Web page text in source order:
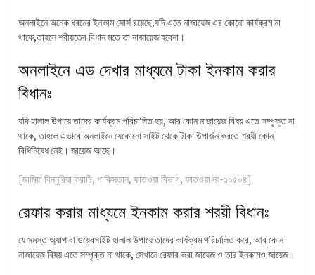
অনলাইনে অনেক ধরনের ইনকাম সোর্স রয়েছে,যদি এতে নাজায়েজ এর কোনো কার্যক্রম না
থাকে,তাহলে শরীয়তের বিধান মতে তা নাজায়েজ হবেনা।
অনলাইনে এড দেখার মাধ্যমে টাকা ইনকাম করার
বিধানঃ
যদি হালাল উপায়ে তাদের কার্যক্রম পরিচালিত হয়, আর কোন নাজায়েজ বিষয় এতে সম্পৃক্ত না
থাকে, তাহলে এভাবে অনলাইনে যেকোনো সাইট থেকে টাকা উপার্জন করতে শরয়ী কোন
বিধিনিষেধ নেই। জায়েজ আছে।
[জামিয়া বিন্নুরিয়া করাচি, পাকিস্তান, ফাতওয়া বিভাগ, ফাতওয়া নং-১০৫০৪]
রেফার করার মাধ্যমে ইনকাম করার শরয়ী বিধানঃ
যে সমস্ত অ্যাপ বা ওয়েবসাইট হালাল উপায়ে তাদের কার্যক্রম পরিচালিত করে, আর কোন
নাজায়েজ বিষয় এতে সম্পৃক্ত না থাকে, সেখানে রেফার করা জায়েজ ও তার ইনকামও জায়েজ।